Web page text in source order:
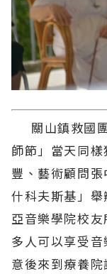
關山鎮救國團
師節」當天同
豐、藝術顧問
什科夫斯基」
亞音樂學院校
多人可以享受
意後來到療養